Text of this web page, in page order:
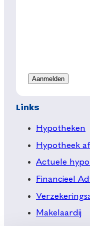
Links
Hypotheken
Hypotheek
Actuele
Financieel
Makelaardij